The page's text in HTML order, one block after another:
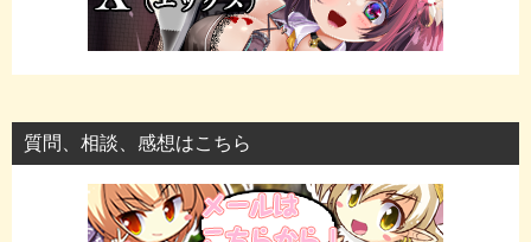
質問、相談、感想はこちら